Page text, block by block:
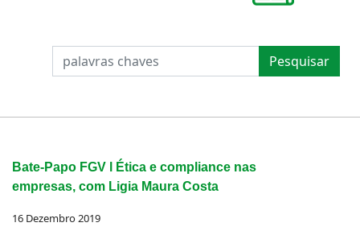
PESQUISAR Pesquisar
Bate-Papo FGV l Ética e compliance nas
empresas, com Ligia Maura Costa
16 Dezembro 2019